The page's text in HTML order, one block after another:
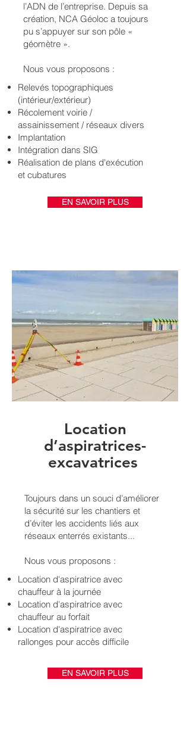
l’ADN de l’entreprise. Depuis sa
création, NCA Géoloc a toujours
pu s’appuyer sur son pôle «
géomètre ».
Nous vous proposons :
Relevés topographiques
(intérieur/extérieur)
Récolement voirie /
assainissement / réseaux divers
Implantation
Intégration dans SIG
Réalisation de plans d'exécution
et cubatures
EN SAVOIR PLUS
Location
d’aspiratrices-
excavatrices
Toujours dans un souci d’améliorer
la sécurité sur les chantiers et
d’éviter les accidents liés aux
réseaux enterrés existants...
Nous vous proposons :
Location d'aspiratrice avec
chauffeur à la journée
Location d'aspiratrice avec
chauffeur au forfait
Location d'aspiratrice avec
rallonges pour accès difficile
EN SAVOIR PLUS